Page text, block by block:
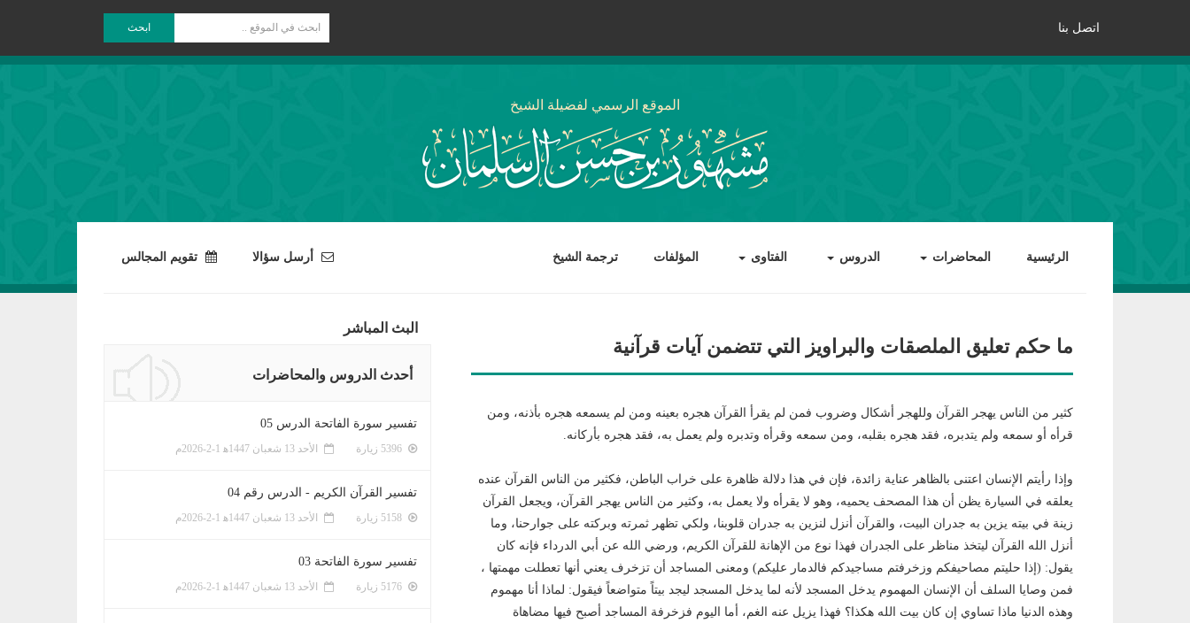
اتصل بنا ابحث
الموقع الرسمي لفضيلة الشيخ
الرئيسية المحاضرات الدروس الفتاوى المؤلفات ترجمة الشيخ أرسل سؤالا تقويم المجالس
ما حكم تعليق الملصقات والبراويز التي تتضمن آيات قرآنية
كثير من الناس يهجر القرآن وللهجر أشكال وضروب فمن لم يقرأ القرآن هجره بعينه ومن لم يسمعه هجره بأذنه، ومن
قرأه أو سمعه ولم يتدبره، فقد هجره بقلبه، ومن سمعه وقرأه وتدبره ولم يعمل به، فقد هجره بأركانه.
وإذا رأيتم الإنسان اعتنى بالظاهر عناية زائدة، فإن في هذا دلالة ظاهرة على خراب الباطن، فكثير من الناس القرآن عنده
يعلقه في السيارة يظن أن هذا المصحف يحميه، وهو لا يقرأه ولا يعمل به، وكثير من الناس يهجر القرآن، ويجعل القرآن
زينة في بيته يزين به جدران البيت، والقرآن أنزل لنزين به جدران قلوبنا، ولكي تظهر ثمرته وبركته على جوارحنا، وما
أنزل الله القرآن ليتخذ مناظر على الجدران فهذا نوع من الإهانة للقرآن الكريم، ورضي الله عن أبي الدرداء فإنه كان
يقول: (إذا حليتم مصاحيفكم وزخرفتم مساجيدكم فالدمار عليكم) ومعنى المساجد أن تزخرف يعني أنها تعطلت مهمتها ،
فمن وصايا السلف أن الإنسان المهموم يدخل المسجد لأنه لما يدخل المسجد ليجد بيتاً متواضعاً فيقول: لماذا أنا مهموم
وهذه الدنيا ماذا تساوي إن كان بيت الله هكذا؟ فهذا يزيل عنه الغم، أما اليوم فزخرفة المساجد أصبح فيها مضاهاة
البث المباشر
أحدث الدروس والمحاضرات
تفسير سورة الفاتحة الدرس 05
الأحد 13 شعبان 1447ﻫ 1-2-2026م
تفسير القرآن الكريم - الدرس رقم 04
الأحد 13 شعبان 1447ﻫ 1-2-2026م
تفسير سورة الفاتحة 03
الأحد 13 شعبان 1447ﻫ 1-2-2026م